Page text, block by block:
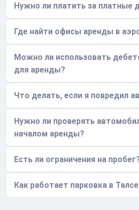
Нужно ли платить за платные
Где найти офисы аренды в
Можно ли использовать
для аренды?
Что делать, если я повредил
Нужно ли проверять
началом аренды?
Есть ли ограничения на
Как работает парковка в